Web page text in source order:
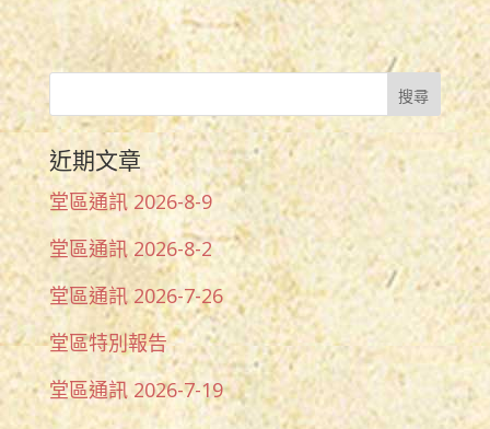
近期文章
堂區通訊 2026-8-9
堂區通訊 2026-8-2
堂區通訊 2026-7-26
堂區特別報告
堂區通訊 2026-7-19